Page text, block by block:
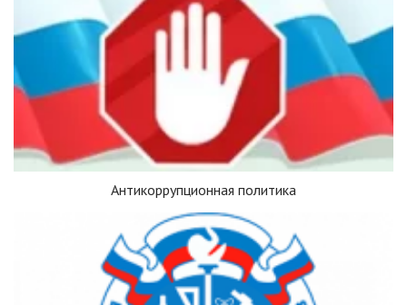
Антикоррупционная политика